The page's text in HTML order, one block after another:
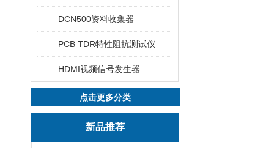
DCN500资料收集器
PCB TDR特性阻抗测试仪
HDMI视频信号发生器
点击更多分类
新品推荐